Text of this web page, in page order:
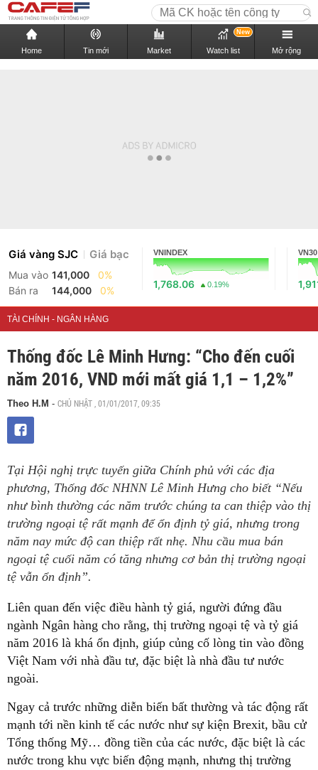
Home Tin mới Market Watch list
New
Mở rộng
Giá vàng SJC Giá bạc
Mua vào 141,000
0%
Bán ra
144,000 0%
VNINDEX
1,768.06 0.19%
VN30
TÀI CHÍNH - NGÂN HÀNG
Thống đốc Lê Minh Hưng: “Cho đến cuối
năm 2016, VND mới mất giá 1,1 – 1,2%”
Theo H.M - CHỦ NHẬT , 01/01/2017, 09:35
Tại Hội nghị trực tuyến giữa Chính phủ với các địa
phương, Thống đốc NHNN Lê Minh Hưng cho biết “Nếu
như bình thường các năm trước chúng ta can thiệp vào thị
trường ngoại tệ rất mạnh để ổn định tỷ giá, nhưng trong
năm nay mức độ can thiệp rất nhẹ. Nhu cầu mua bán
ngoại tệ cuối năm có tăng nhưng cơ bản thị trường ngoại
tệ vẫn ổn định”.
Liên quan đến việc điều hành tỷ giá, người đứng đầu
ngành Ngân hàng cho rằng, thị trường ngoại tệ và tỷ giá
năm 2016 là khá ổn định, giúp củng cố lòng tin vào đồng
Việt Nam với nhà đầu tư, đặc biệt là nhà đầu tư nước
ngoài.
Ngay cả trước những diễn biến bất thường và tác động rất
mạnh tới nền kinh tế các nước như sự kiện Brexit, bầu cử
Tổng thống Mỹ… đồng tiền của các nước, đặc biệt là các
nước trong khu vực biến động mạnh, nhưng thị trường